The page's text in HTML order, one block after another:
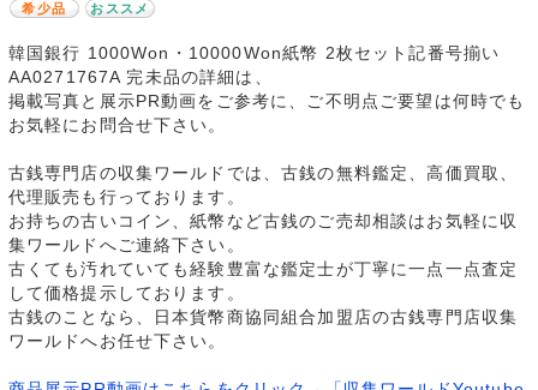
希少品 おススメ
韓国銀行 1000Won・10000Won紙幣 2枚セット記番号揃い
AA0271767A 完未品の詳細は、
掲載写真と展示PR動画をご参考に、ご不明点ご要望は何時でも
お気軽にお問合せ下さい。
古銭専門店の収集ワールドでは、古銭の無料鑑定、高価買取、
代理販売も行っております。
お持ちの古いコイン、紙幣など古銭のご売却相談はお気軽に収
集ワールドへご連絡下さい。
古くても汚れていても経験豊富な鑑定士が丁寧に一点一点査定
して価格提示しております。
古銭のことなら、日本貨幣商協同組合加盟店の古銭専門店収集
ワールドへお任せ下さい。